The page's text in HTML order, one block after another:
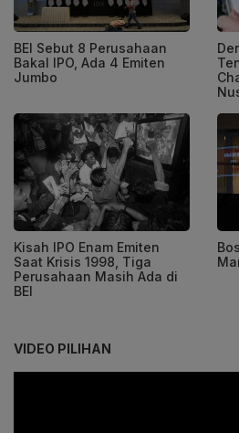
BEI Sebut 8 Perusahaan
Bakal IPO, Ada 4 Emiten
Jumbo
Kisah IPO Enam Emiten
Saat Krisis 1998, Tiga
Perusahaan Masih Ada di
BEI
VIDEO PILIHAN